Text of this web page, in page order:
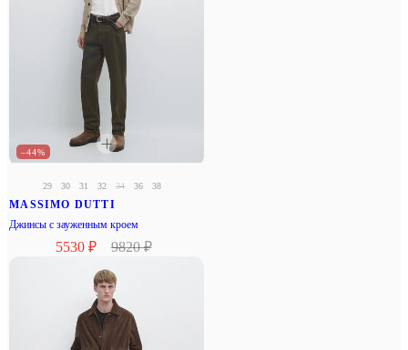
–44%
29 30 31 32 34 36 38
MASSIMO DUTTI
Джинсы с зауженным кроем
5530 ₽ 9820 ₽